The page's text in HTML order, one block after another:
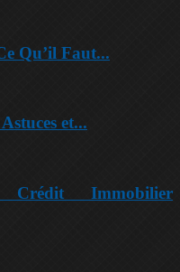
Qu’il Faut...
et...
Immobilier